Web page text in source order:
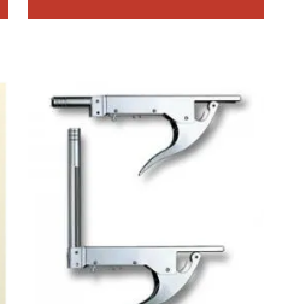
となっているものは3～4営業
に在庫がある場合は1営業日で
は基本的に即日発送となりま